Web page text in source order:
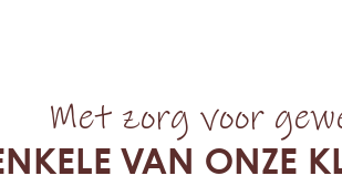
Met zorg voor
VAN ONZE